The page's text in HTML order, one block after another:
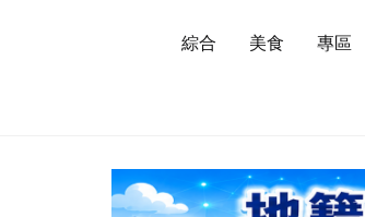
綜合 美食 專區